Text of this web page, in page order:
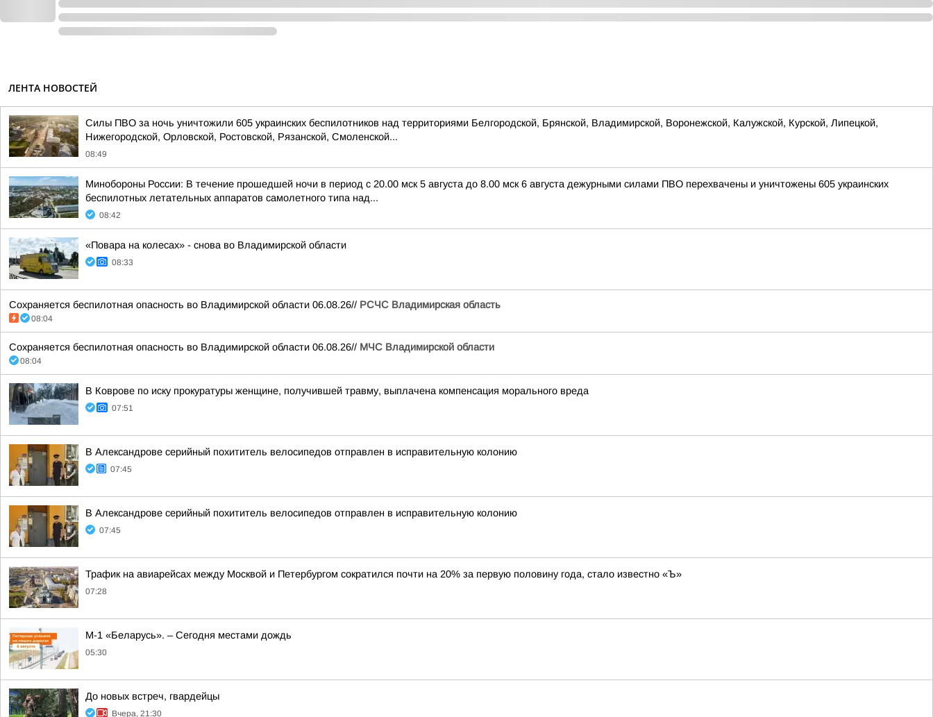
ЛЕНТА НОВОСТЕЙ
Силы ПВО за ночь уничтожили 605 украинских беспилотников над территориями Белгородской, Брянской, Владимирской, Воронежской, Калужской, Курской, Липецкой,
Нижегородской, Орловской, Ростовской, Рязанской, Смоленской...
08:49
Минобороны России: В течение прошедшей ночи в период с 20.00 мск 5 августа до 8.00 мск 6 августа дежурными силами ПВО перехвачены и уничтожены 605 украинских
беспилотных летательных аппаратов самолетного типа над...
08:42
«Повара на колесах» - снова во Владимирской области
08:33
Сохраняется беспилотная опасность во Владимирской области 06.08.26// РСЧС Владимирская область
08:04
Сохраняется беспилотная опасность во Владимирской области 06.08.26// МЧС Владимирской области
08:04
В Коврове по иску прокуратуры женщине, получившей травму, выплачена компенсация морального вреда
07:51
В Александрове серийный похититель велосипедов отправлен в исправительную колонию
07:45
В Александрове серийный похититель велосипедов отправлен в исправительную колонию
07:45
Трафик на авиарейсах между Москвой и Петербургом сократился почти на 20% за первую половину года, стало известно «Ъ»
07:28
М-1 «Беларусь». – Сегодня местами дождь
05:30
До новых встреч, гвардейцы
Вчера, 21:30